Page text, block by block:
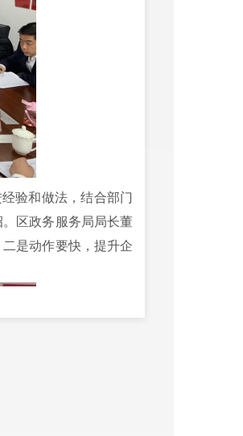
验和做法，结合部门
区政务服务局局长董
是动作要快，提升企